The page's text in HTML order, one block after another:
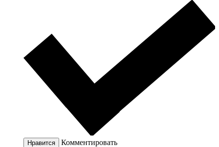
Нравится Комментировать